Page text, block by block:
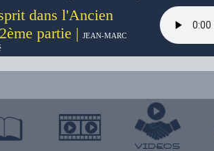
dans l'Ancien
partie | JEAN-MARC